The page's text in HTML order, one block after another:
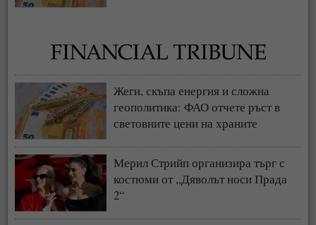
Жеги, скъпа енергия и сложна
геополитика: ФАО отчете ръст в
световните цени на храните
Мерил Стрийп организира търг с
костюми от „Дяволът носи Прада
2“